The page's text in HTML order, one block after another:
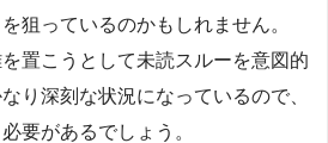
狙っているのかもしれません。
置こうとして未読スルーを意図的
り深刻な状況になっているので、
要があるでしょう。